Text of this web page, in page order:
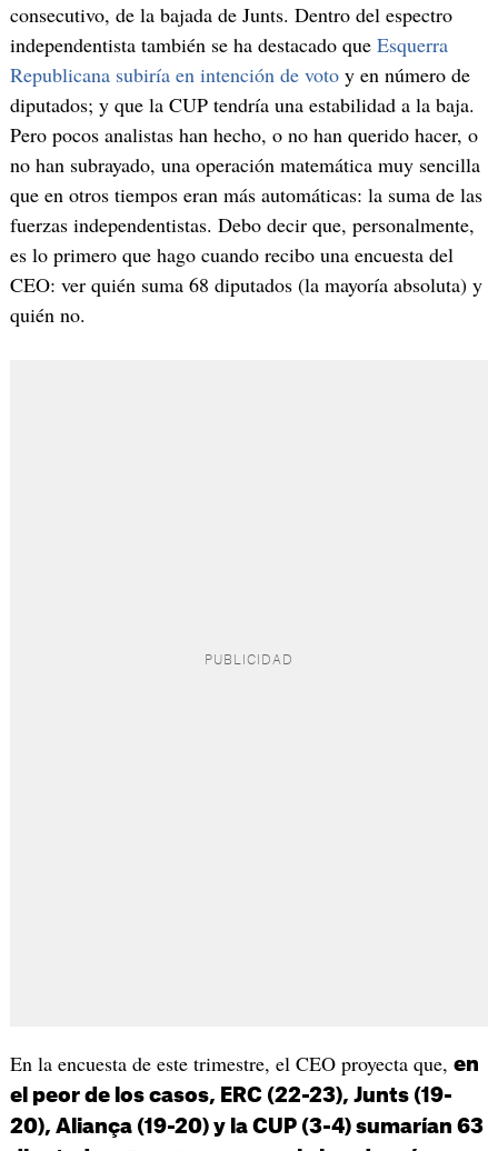
consecutivo, de la bajada de Junts. Dentro del espectro
independentista también se ha destacado que Esquerra
Republicana subiría en intención de votoy en número de
diputados; y que la CUP tendría una estabilidad a la baja.
Pero pocos analistas han hecho, o no han querido hacer, o
no han subrayado, una operación matemática muy sencilla
que en otros tiempos eran más automáticas: la suma de las
fuerzas independentistas. Debo decir que, personalmente,
es lo primero que hago cuando recibo una encuesta del
CEO: ver quién suma 68 diputados (la mayoría absoluta) y
quién no.
En la encuesta de este trimestre, el CEO proyecta que, en
el peor de los casos, ERC (22-23), Junts (19-
20), Aliança (19-20) y la CUP (3-4) sumarían 63